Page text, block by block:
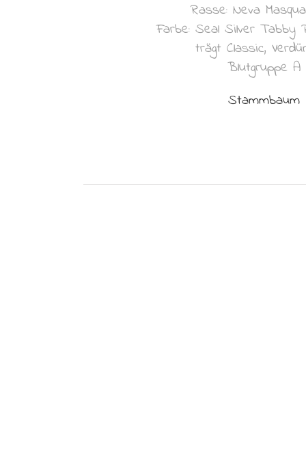
Rasse: Neva
Farbe: Seal Silver Tabby
trägt Classic,
Blutgruppe A
Stammbaum